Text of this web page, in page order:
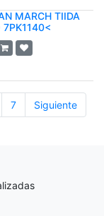
MARCH TIIDA
7PK1140<
7 Siguiente